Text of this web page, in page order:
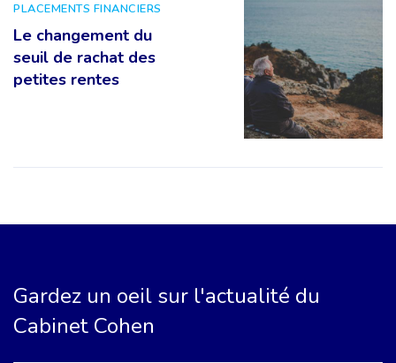
PLACEMENTS FINANCIERS
Le changement du
seuil de rachat des
petites rentes
Gardez un oeil sur l'actualité du
Cabinet Cohen